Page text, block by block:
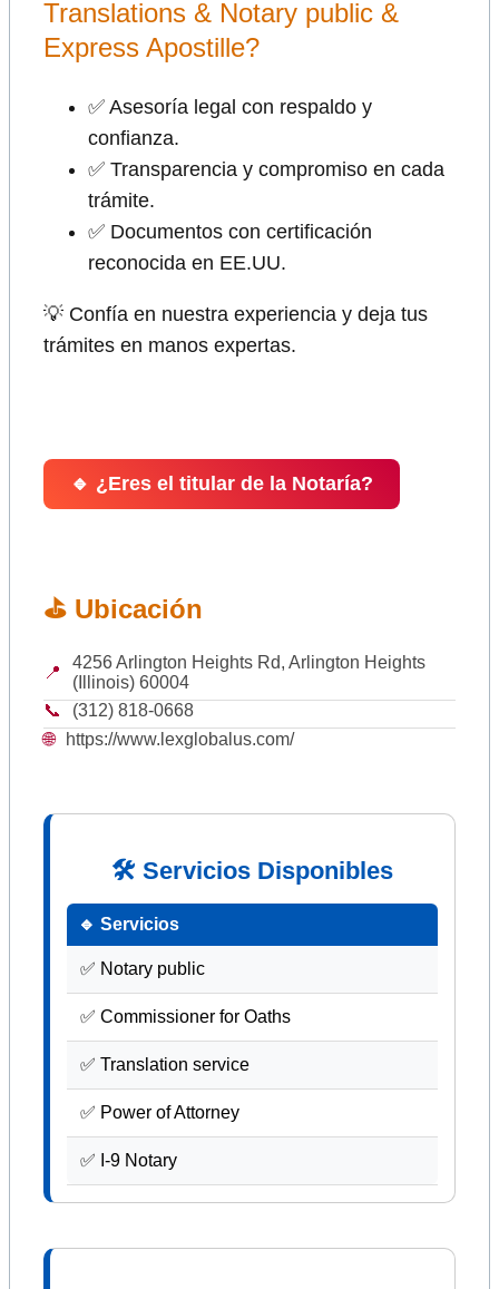
Translations & Notary public &
Express Apostille?
✅ Asesoría legal con respaldo y
confianza.
✅ Transparencia y compromiso en cada
trámite.
✅ Documentos con certificación
reconocida en EE.UU.
💡 Confía en nuestra experiencia y deja tus
trámites en manos expertas.
🔹 ¿Eres el titular de la Notaría?
⛳ Ubicación
📍
4256 Arlington Heights Rd, Arlington Heights
(Illinois) 60004
📞
(312) 818-0668
🌐
https://www.lexglobalus.com/
🛠 Servicios Disponibles
🔹 Servicios
✅ Notary public
✅ Commissioner for Oaths
✅ Translation service
✅ Power of Attorney
✅ I-9 Notary